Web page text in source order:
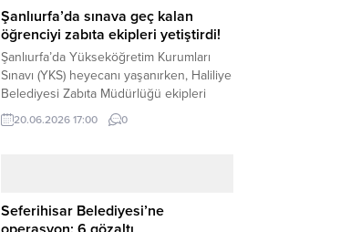
Şanlıurfa’da sınava geç kalan
öğrenciyi zabıta ekipleri yetiştirdi!
Şanlıurfa’da Yükseköğretim Kurumları
Sınavı (YKS) heyecanı yaşanırken, Haliliye
Belediyesi Zabıta Müdürlüğü ekipleri
geleceğini belirleyecek sınava geç kalma
tehlikesiyle karşı karşıya kalan bir
yolunu tutan binlerce aday arasında,
sınav yerine zamanında ulaşamayan bir
20.06.2026 17:00 0
Seferihisar Belediyesi’ne